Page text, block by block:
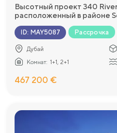
Высотный проект 340
расположенный в районе
ID: MAY5087 Рассрочка
Дубай
Комнат: 1+1, 2+1
467 200 €